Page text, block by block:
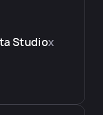
Studiox